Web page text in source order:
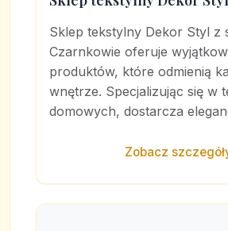
Sklep tekstylny Dekor Styl z
Czarnkowie oferuje
produktów, które odmienią
wnętrze. Specjalizując się w
domowych, dostarcza
Zobacz